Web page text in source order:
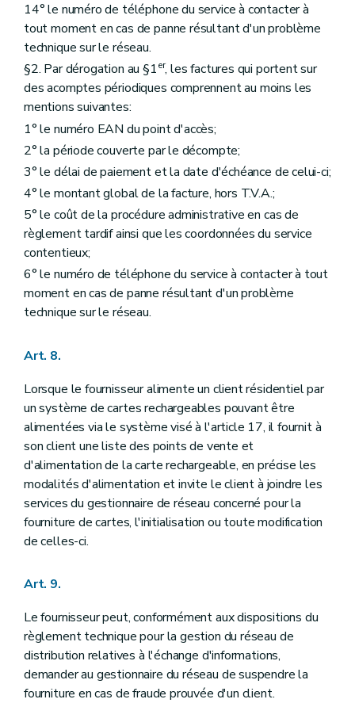
14° le numéro de téléphone du service à contacter à
tout moment en cas de panne résultant d'un problème
technique sur le réseau.
§2. Par dérogation au §1er, les factures qui portent sur
des acomptes périodiques comprennent au moins les
mentions suivantes:
1° le numéro EAN du point d'accès;
2° la période couverte par le décompte;
3° le délai de paiement et la date d'échéance de celui-ci;
4° le montant global de la facture, hors T.V.A.;
5° le coût de la procédure administrative en cas de
règlement tardif ainsi que les coordonnées du service
contentieux;
6° le numéro de téléphone du service à contacter à tout
moment en cas de panne résultant d'un problème
technique sur le réseau.
Art. 8.
Lorsque le fournisseur alimente un client résidentiel par
un système de cartes rechargeables pouvant être
alimentées via le système visé à l'article 17, il fournit à
son client une liste des points de vente et
d'alimentation de la carte rechargeable, en précise les
modalités d'alimentation et invite le client à joindre les
services du gestionnaire de réseau concerné pour la
fourniture de cartes, l'initialisation ou toute modification
de celles-ci.
Art. 9.
Le fournisseur peut, conformément aux dispositions du
règlement technique pour la gestion du réseau de
distribution relatives à l'échange d'informations,
demander au gestionnaire du réseau de suspendre la
fourniture en cas de fraude prouvée d'un client.